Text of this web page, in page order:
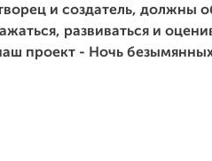
и создатель, должны
развиваться и
проект - Ночь